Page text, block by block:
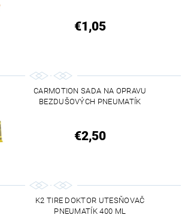
€1,05
CARMOTION SADA NA OPRAVU
BEZDUŠOVÝCH PNEUMATÍK
€2,50
K2 TIRE DOKTOR UTESŇOVAČ
PNEUMATÍK 400 ML